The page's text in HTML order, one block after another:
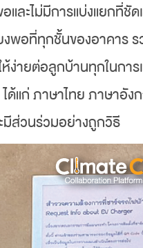
ละไม่มีการแบ่งแยกที่ชั
พอที่ทุกชั้นของอาคาร
ง่ายต่อลูกบ้านทุกในกา
แก่ ภาษาไทย ภาษาอัง
มีส่วนร่วมอย่างถูกวิธี